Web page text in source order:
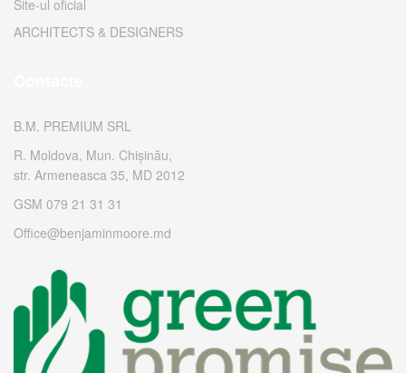
Site-ul oficial
ARCHITECTS & DESIGNERS
B.M. PREMIUM SRL
R. Moldova, Mun. Chișinău,
str. Armeneasca 35, MD 2012
GSM 079 21 31 31
Office@benjaminmoore.md